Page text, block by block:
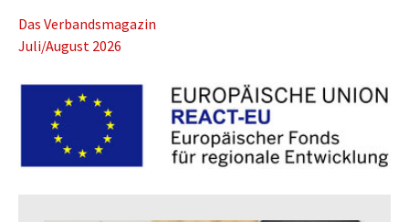
Das Verbandsmagazin
Juli/August 2026